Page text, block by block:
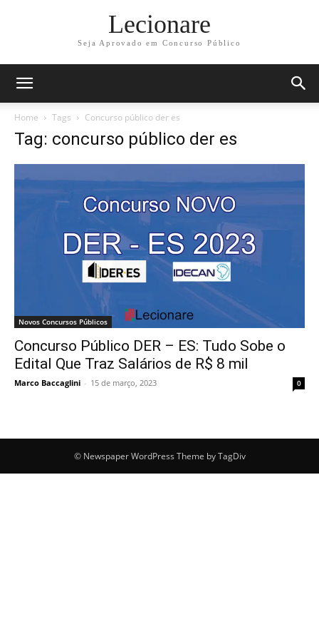
Lecionare
Seja Aprovado em Concurso Público
Home Tags Concurso público der es
Tag: concurso público der es
Novos Concursos Públicos
Concurso Público DER – ES: Tudo Sobe o
Edital Que Traz Salários de R$ 8 mil
Marco Baccaglini - 15 de março, 2023 0
© Newspaper WordPress Theme by TagDiv